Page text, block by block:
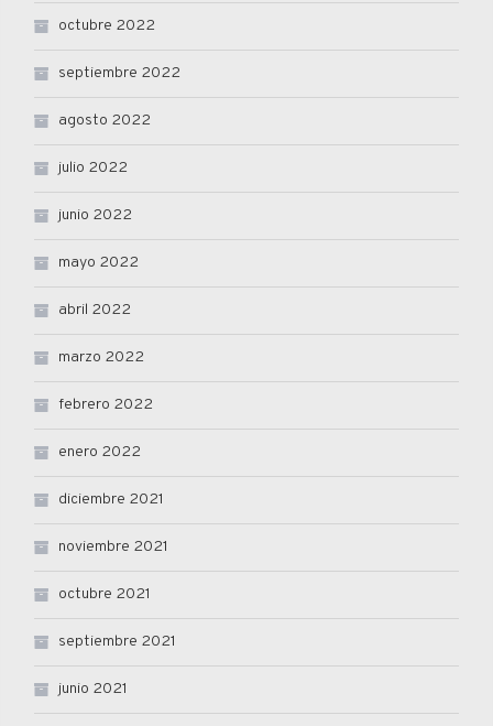
octubre 2022
septiembre 2022
agosto 2022
julio 2022
junio 2022
mayo 2022
abril 2022
marzo 2022
febrero 2022
enero 2022
diciembre 2021
noviembre 2021
octubre 2021
septiembre 2021
junio 2021